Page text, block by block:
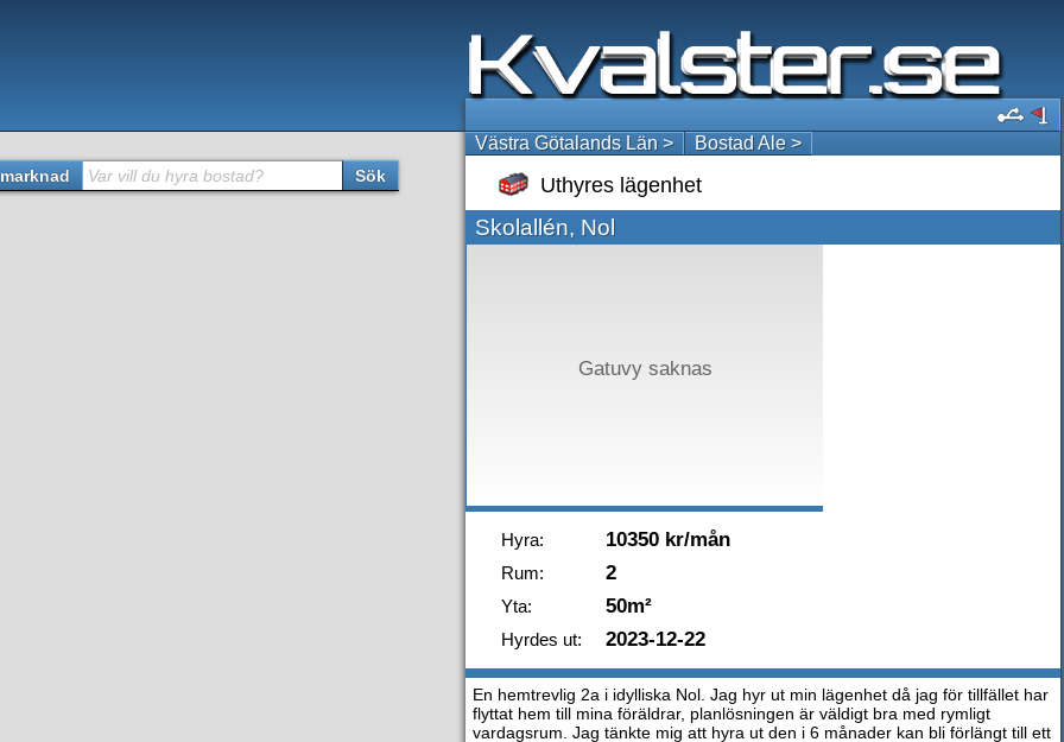
Västra Götalands Län > Bostad Ale >
Uthyres lägenhet
Skolallén, Nol
Gatuvy saknas
Hyra: 10350 kr/mån
Rum: 2
Yta: 50m²
Hyrdes ut: 2023-12-22
En hemtrevlig 2a i idylliska Nol. Jag hyr ut min lägenhet då jag för tillfället har
flyttat hem till mina föräldrar, planlösningen är väldigt bra med rymligt
vardagsrum. Jag tänkte mig att hyra ut den i 6 månader kan bli förlängt till ett
Var vill du hyra bostad? Sök